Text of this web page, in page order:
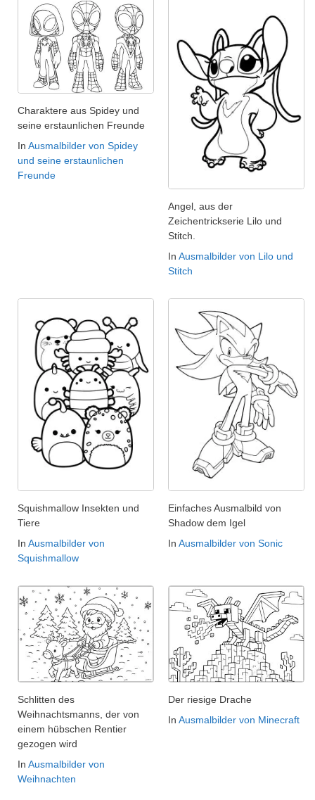
Charaktere aus Spidey und
seine erstaunlichen Freunde
In Ausmalbilder von Spidey
und seine erstaunlichen
Freunde
Angel, aus der
Zeichentrickserie Lilo und
Stitch.
In Ausmalbilder von Lilo und
Stitch
Squishmallow Insekten und
Tiere
In Ausmalbilder von
Squishmallow
Einfaches Ausmalbild von
Shadow dem Igel
In Ausmalbilder von Sonic
Schlitten des
Weihnachtsmanns, der von
einem hübschen Rentier
gezogen wird
In Ausmalbilder von
Weihnachten
Der riesige Drache
In Ausmalbilder von Minecraft